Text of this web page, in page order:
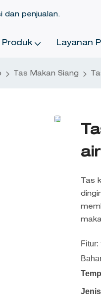
dan penjualan.
Produk Layanan
Tas Makan Siang
Tas
Fitur: